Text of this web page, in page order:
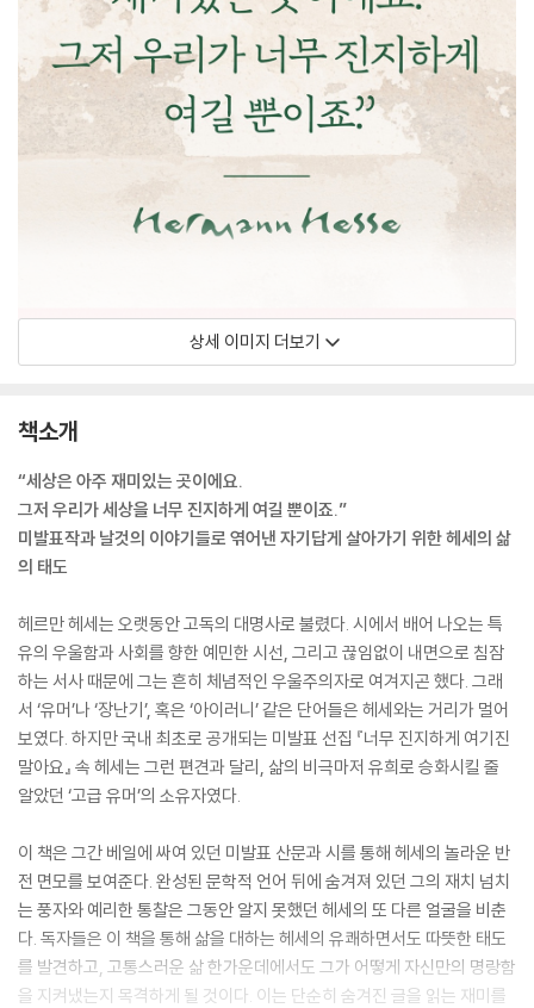
상세 이미지 더보기
책소개
“세상은 아주 재미있는 곳이에요.
그저 우리가 세상을 너무 진지하게 여길 뿐이죠.”
미발표작과 날것의 이야기들로 엮어낸 자기답게 살아가기 위한 헤세의 삶
의 태도
헤르만 헤세는 오랫동안 고독의 대명사로 불렸다. 시에서 배어 나오는 특
유의 우울함과 사회를 향한 예민한 시선, 그리고 끊임없이 내면으로 침잠
하는 서사 때문에 그는 흔히 체념적인 우울주의자로 여겨지곤 했다. 그래
서 ‘유머’나 ‘장난기’, 혹은 ‘아이러니’ 같은 단어들은 헤세와는 거리가 멀어
보였다. 하지만 국내 최초로 공개되는 미발표 선집 『너무 진지하게 여기진
말아요』 속 헤세는 그런 편견과 달리, 삶의 비극마저 유희로 승화시킬 줄
알았던 ‘고급 유머’의 소유자였다.
이 책은 그간 베일에 싸여 있던 미발표 산문과 시를 통해 헤세의 놀라운 반
전 면모를 보여준다. 완성된 문학적 언어 뒤에 숨겨져 있던 그의 재치 넘치
는 풍자와 예리한 통찰은 그동안 알지 못했던 헤세의 또 다른 얼굴을 비춘
다. 독자들은 이 책을 통해 삶을 대하는 헤세의 유쾌하면서도 따뜻한 태도
를 발견하고, 고통스러운 삶 한가운데에서도 그가 어떻게 자신만의 명랑함
을 지켜냈는지 목격하게 될 것이다. 이는 단순히 숨겨진 글을 읽는 재미를